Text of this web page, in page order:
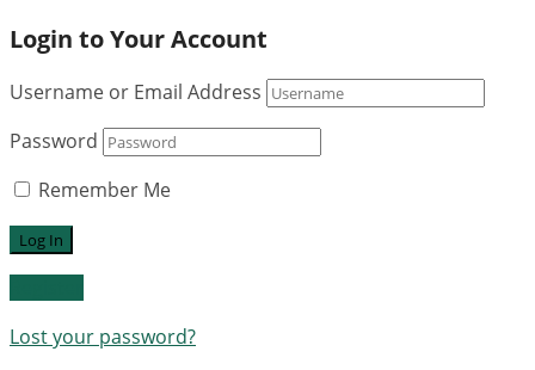
Login to Your Account
Username or Email Address
Password
Remember Me
Lost your password?